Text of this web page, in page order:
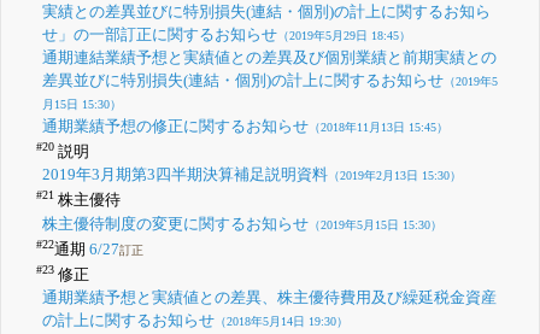
実績との差異並びに特別損失(連結・個別)の計上に関するお知ら
せ」の一部訂正に関するお知らせ（2019年5月29日 18:45）
通期連結業績予想と実績値との差異及び個別業績と前期実績との
差異並びに特別損失(連結・個別)の計上に関するお知らせ（2019年5
月15日 15:30）
通期業績予想の修正に関するお知らせ（2018年11月13日 15:45）
#20説明
2019年3月期第3四半期決算補足説明資料（2019年2月13日 15:30）
#21株主優待
株主優待制度の変更に関するお知らせ（2019年5月15日 15:30）
#22通期 6/27訂正
#23修正
通期業績予想と実績値との差異、株主優待費用及び繰延税金資産
の計上に関するお知らせ（2018年5月14日 19:30）